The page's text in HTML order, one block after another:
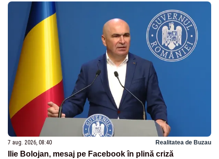
7 aug. 2026, 08:40 Realitatea de Buzau
Ilie Bolojan, mesaj pe Facebook în plină criză